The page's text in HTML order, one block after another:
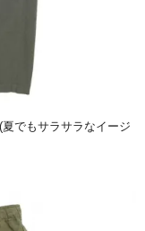
でもサラサラなイージ